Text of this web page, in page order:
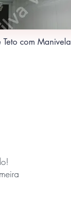
com Manivela